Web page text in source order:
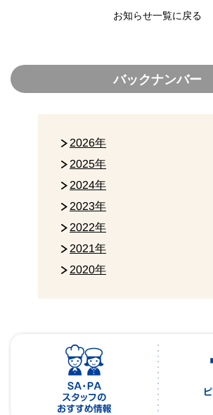
お知らせ一覧に戻る
バックナンバー
2026年
2025年
2024年
2023年
2022年
2021年
2020年